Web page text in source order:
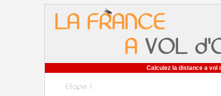
Calculez la distance a vol